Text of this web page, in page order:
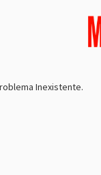
Inexistente.